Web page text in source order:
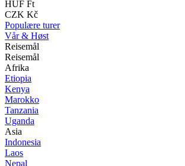
HUF Ft
CZK Kč
Populære turer
Vår & Høst
Reisemål
Reisemål
Afrika
Etiopia
Kenya
Marokko
Tanzania
Uganda
Asia
Indonesia
Laos
Nepal